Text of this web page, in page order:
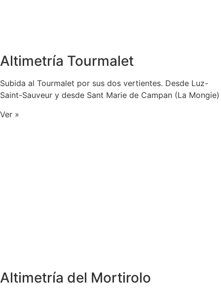
Altimetría Tourmalet
Subida al Tourmalet por sus dos vertientes. Desde Luz-
Saint-Sauveur y desde Sant Marie de Campan (La Mongie)
Ver »
Altimetría del Mortirolo